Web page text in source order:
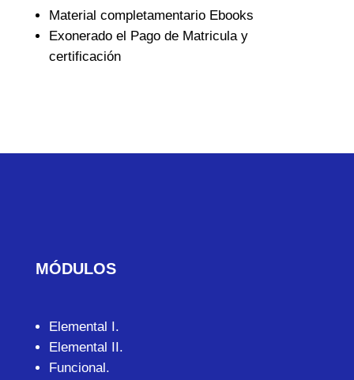
Material completamentario Ebooks
Exonerado el Pago de Matricula y
certificación
MÓDULOS
Elemental I.
Elemental II.
Funcional.